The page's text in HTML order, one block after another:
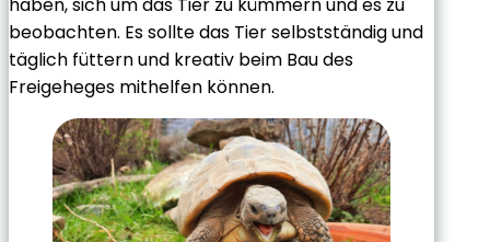
beobachten. Es sollte das Tier selbstständig und
täglich füttern und kreativ beim Bau des
Freigeheges mithelfen können.